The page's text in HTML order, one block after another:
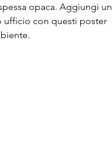
opaca. Aggiungi un
ufficio con questi poster